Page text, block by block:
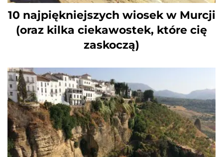
10 najpiękniejszych wiosek w Murcji
(oraz kilka ciekawostek, które cię
zaskoczą)